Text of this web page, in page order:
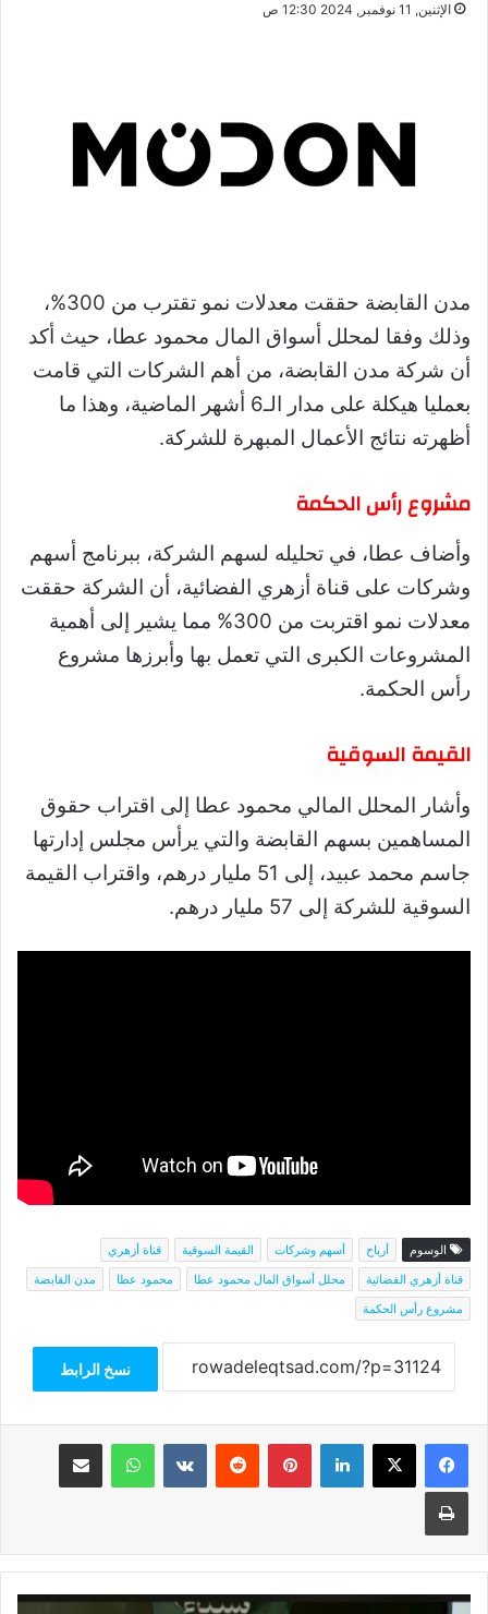
الإثنين, 11 نوفمبر, 2024 12:30 ص
مدن القابضة حققت معدلات نمو تقترب من 300%،
وذلك وفقا لمحلل أسواق المال محمود عطا، حيث أكد
أن شركة مدن القابضة، من أهم الشركات التي قامت
بعمليا هيكلة على مدار الـ6 أشهر الماضية، وهذا ما
أظهرته نتائج الأعمال المبهرة للشركة.
مشروع رأس الحكمة
وأضاف عطا، في تحليله لسهم الشركة، ببرنامج أسهم
وشركات على قناة أزهري الفضائية، أن الشركة حققت
معدلات نمو اقتربت من 300% مما يشير إلى أهمية
المشروعات الكبرى التي تعمل بها وأبرزها مشروع
رأس الحكمة.
القيمة السوقية
وأشار المحلل المالي محمود عطا إلى اقتراب حقوق
المساهمين بسهم القابضة والتي يرأس مجلس إدارتها
جاسم محمد عبيد، إلى 51 مليار درهم، واقتراب القيمة
السوقية للشركة إلى 57 مليار درهم.
الوسوم أرباح أسهم وشركات القيمة السوقية
قناة أزهري
قناة أزهري الفضائية
محلل أسواق المال محمود عطا محمود عطا
مدن القابضة
مشروع رأس الحكمة
نسخ الرابط
فيسبوك‫X لينكدإن بينتيريست واتساب مشاركة عبر البريد
طباعة
كبير